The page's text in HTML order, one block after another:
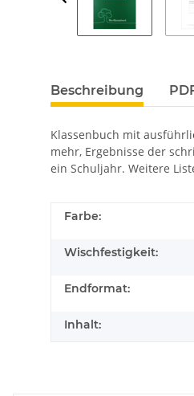
Beschreibung
Klassenbuch mit
mehr, Ergebnisse der
ein Schuljahr. Weitere
Farbe:
Wischfestigkeit:
Endformat:
Inhalt: